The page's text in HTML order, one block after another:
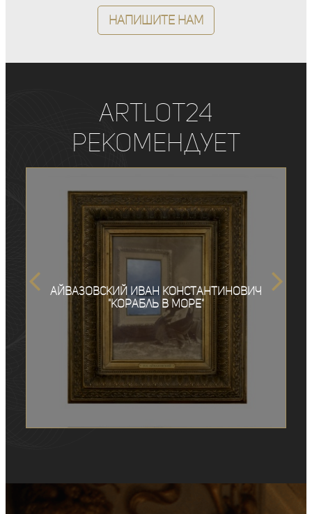
Напишите нам
ArtLot24
рекомендует
Айвазовский Иван Константинович
"Корабль в море"